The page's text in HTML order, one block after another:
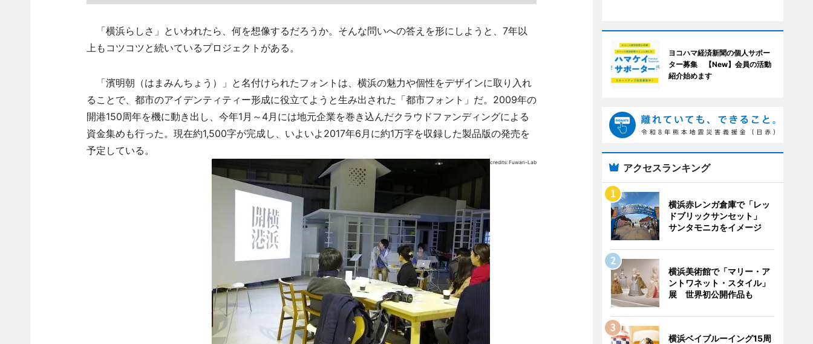
「横浜らしさ」といわれたら、何を想像するだろうか。そんな問いへの答えを形にしようと、7年以
上もコツコツと続いているプロジェクトがある。
「濱明朝（はまみんちょう）」と名付けられたフォントは、横浜の魅力や個性をデザインに取り入れ
ることで、都市のアイデンティティー形成に役立てようと生み出された「都市フォント」だ。2009年の
開港150周年を機に動き出し、今年1月～4月には地元企業を巻き込んだクラウドファンディングによる
資金集めも行った。現在約1,500字が完成し、いよいよ2017年6月に約1万字を収録した製品版の発売を
予定している。
credits: Fuwari-Lab
ヨコハマ経済新聞の個人サポー
ター募集 【New】会員の活動
紹介始めます
アクセスランキング
横浜赤レンガ倉庫で「レッ
ドブリックサンセット」
サンタモニカをイメージ
横浜美術館で「マリー・ア
ントワネット・スタイル」
展 世界初公開作品も
横浜ベイブルーイング15周